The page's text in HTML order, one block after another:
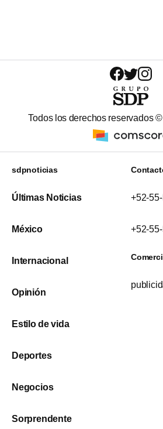
Todos los derechos reservados ©
sdpnoticias
Últimas Noticias
México
Internacional
Opinión
Estilo de vida
Deportes
Negocios
Sorprendente
+52-
+52-